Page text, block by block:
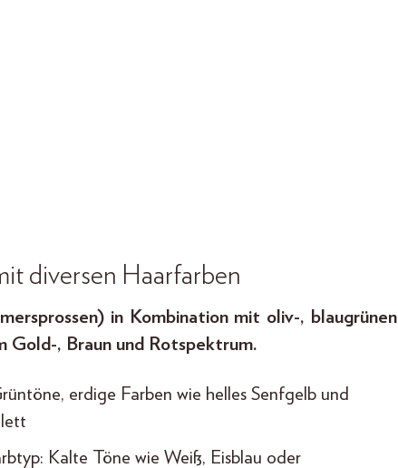
diversen Haarfarben
in Kombination mit oliv-, blaugrünen
Gold-, Braun und Rotspektrum.
erdige Farben wie helles Senfgelb und
Kalte Töne wie Weiß, Eisblau oder